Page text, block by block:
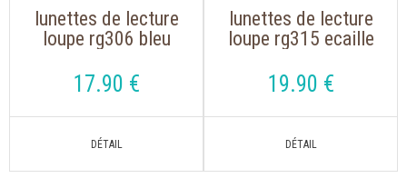
lunettes de lecture
loupe rg306 bleu
pilote
17.90 €
lunettes de lecture
loupe rg315 ecaille
oversize
19.90 €